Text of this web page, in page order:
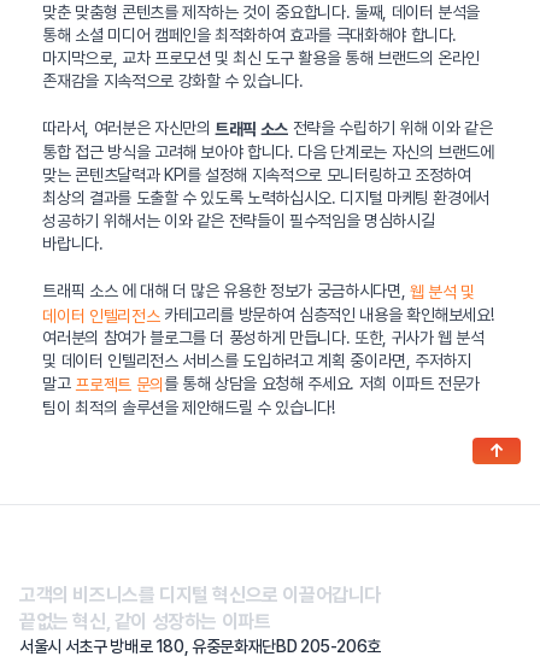
맞춘 맞춤형 콘텐츠를 제작하는 것이 중요합니다. 둘째, 데이터 분석을
통해 소셜 미디어 캠페인을 최적화하여 효과를 극대화해야 합니다.
마지막으로, 교차 프로모션 및 최신 도구 활용을 통해 브랜드의 온라인
존재감을 지속적으로 강화할 수 있습니다.
따라서, 여러분은 자신만의 트래픽 소스 전략을 수립하기 위해 이와 같은
통합 접근 방식을 고려해 보아야 합니다. 다음 단계로는 자신의 브랜드에
맞는 콘텐츠달력과 KPI를 설정해 지속적으로 모니터링하고 조정하여
최상의 결과를 도출할 수 있도록 노력하십시오. 디지털 마케팅 환경에서
성공하기 위해서는 이와 같은 전략들이 필수적임을 명심하시길
바랍니다.
트래픽 소스 에 대해 더 많은 유용한 정보가 궁금하시다면, 웹 분석 및
데이터 인텔리전스카테고리를 방문하여 심층적인 내용을 확인해보세요!
여러분의 참여가 블로그를 더 풍성하게 만듭니다. 또한, 귀사가 웹 분석
및 데이터 인텔리전스 서비스를 도입하려고 계획 중이라면, 주저하지
말고 프로젝트 문의 를 통해 상담을 요청해 주세요. 저희 이파트 전문가
팀이 최적의 솔루션을 제안해드릴 수 있습니다!
고객의 비즈니스를 디지털 혁신으로 이끌어갑니다
끝없는 혁신, 같이 성장하는 이파트
서울시 서초구 방배로 180, 유중문화재단BD 205-206호
↑